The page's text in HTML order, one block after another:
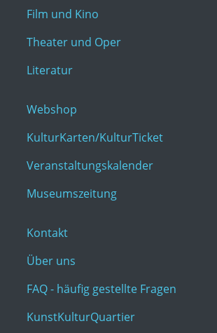
Film und Kino
Theater und Oper
Literatur
Webshop
KulturKarten/KulturTicket
Veranstaltungskalender
Museumszeitung
Kontakt
Über uns
FAQ - häufig gestellte Fragen
KunstKulturQuartier